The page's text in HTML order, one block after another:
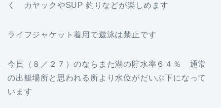
く カヤックやSUP 釣りなどが楽しめます
ライフジャケット着用で遊泳は禁止です
今日（８／２７）のならまた湖の貯水率６４％ 通常
の出艇場所と思われる所より水位がだいぶ下になって
います